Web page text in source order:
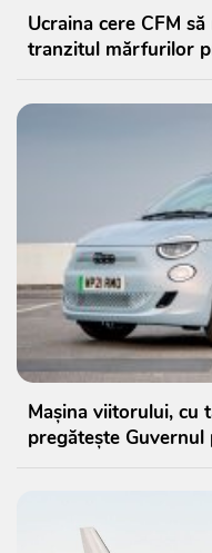
Ucraina cere CFM
tranzitul mărfurilor
Mașina viitorului, cu
pregătește